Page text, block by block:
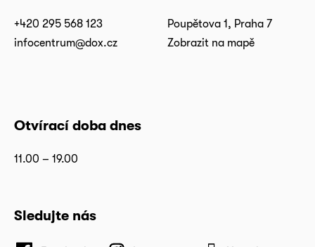
+420 295 568 123
infocentrum@dox.cz
Poupětova 1, Praha 7
Zobrazit na mapě
Otvírací doba dnes
11.00 – 19.00
Sledujte nás